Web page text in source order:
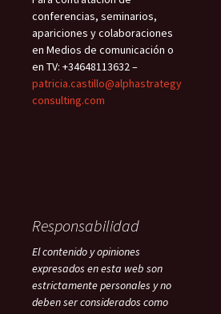
conferencias, seminarios,
apariciones y colaboraciones
en Medios de comunicación o
en TV: +34648113632 –
patricia.castillo@alphastrategy
consulting.com
Responsabilidad
El contenido y opiniones
expresados en esta web son
estrictamente personales y no
deben ser considerados como